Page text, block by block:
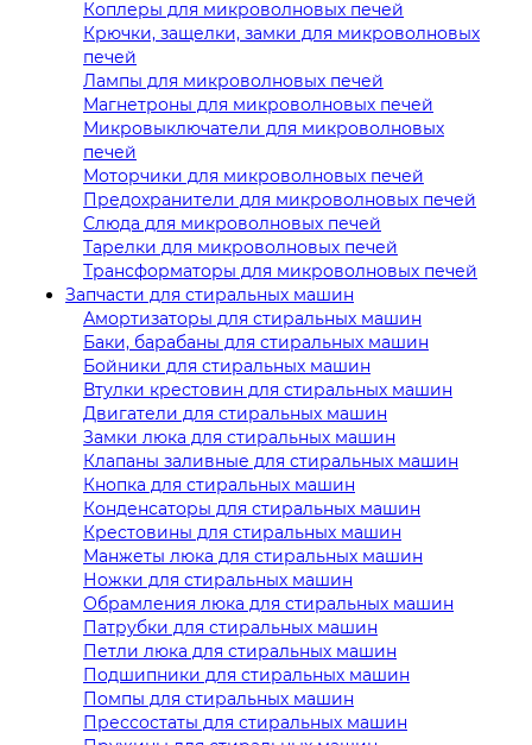
Коплеры для микроволновых печей
Крючки, защелки, замки для микроволновых
печей
Лампы для микроволновых печей
Магнетроны для микроволновых печей
Микровыключатели для микроволновых
печей
Моторчики для микроволновых печей
Предохранители для микроволновых печей
Слюда для микроволновых печей
Тарелки для микроволновых печей
Трансформаторы для микроволновых печей
Запчасти для стиральных машин
Амортизаторы для стиральных машин
Баки, барабаны для стиральных машин
Бойники для стиральных машин
Втулки крестовин для стиральных машин
Двигатели для стиральных машин
Замки люка для стиральных машин
Клапаны заливные для стиральных машин
Кнопка для стиральных машин
Конденсаторы для стиральных машин
Крестовины для стиральных машин
Манжеты люка для стиральных машин
Ножки для стиральных машин
Обрамления люка для стиральных машин
Патрубки для стиральных машин
Петли люка для стиральных машин
Подшипники для стиральных машин
Помпы для стиральных машин
Прессостаты для стиральных машин